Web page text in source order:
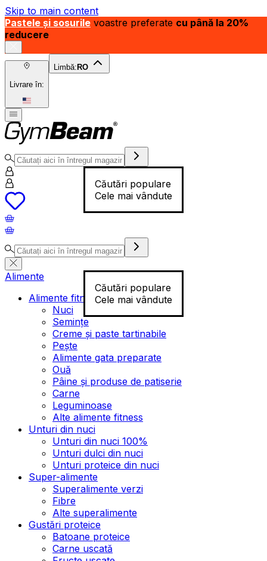
Skip to main content
Pastele și sosurile voastre preferate cu până la 20%
reducere
Livrare în:
Limbă: RO
Căutări populare
Cele mai vândute
Căutări populare
Cele mai vândute
Alimente
Alimente fitness
Nuci
Semințe
Creme și paste tartinabile
Pește
Alimente gata preparate
Ouă
Pâine și produse de patiserie
Carne
Leguminoase
Alte alimente fitness
Unturi din nuci
Unturi din nuci 100%
Unturi dulci din nuci
Unturi proteice din nuci
Super-alimente
Superalimente verzi
Fibre
Alte superalimente
Gustări proteice
Batoane proteice
Carne uscată